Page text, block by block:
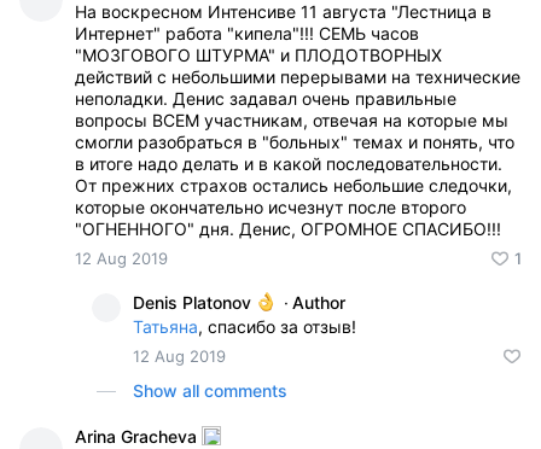
На воскресном Интенсиве 11 августа "Лестница в
Интернет" работа "кипела"!!! СЕМЬ часов
"МОЗГОВОГО ШТУРМА" и ПЛОДОТВОРНЫХ
действий с небольшими перерывами на технические
неполадки. Денис задавал очень правильные
вопросы ВСЕМ участникам, отвечая на которые мы
смогли разобраться в "больных" темах и понять, что
в итоге надо делать и в какой последовательности.
От прежних страхов остались небольшие следочки,
которые окончательно исчезнут после второго
"ОГНЕННОГО" дня. Денис, ОГРОМНОЕ СПАСИБО!!!
12 Aug 2019 1
Denis Platonov · Author
Татьяна, спасибо за отзыв!
12 Aug 2019
Show all comments
Arina Gracheva